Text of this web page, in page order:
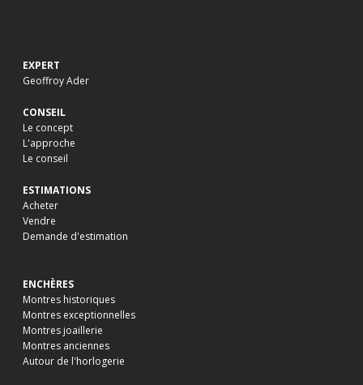
EXPERT
Geoffroy Ader
CONSEIL
Le concept
L'approche
Le conseil
ESTIMATIONS
Acheter
Vendre
Demande d'estimation
ENCHÈRES
Montres historiques
Montres exceptionnelles
Montres joaillerie
Montres anciennes
Autour de l'horlogerie